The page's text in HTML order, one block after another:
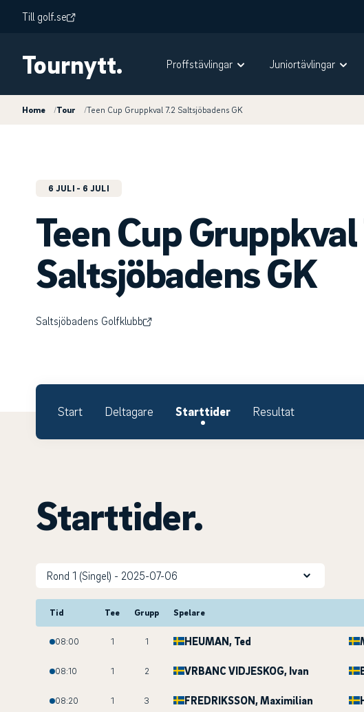
Till golf.se
Tournytt. Proffstävlingar Juniortävlingar
Home /Tour /Teen Cup Gruppkval 7.2 Saltsjöbadens GK
6 JULI - 6 JULI
Teen Cup Gruppkval
Saltsjöbadens GK
Saltsjöbadens Golfklubb
Start Deltagare Starttider Resultat
Starttider.
Tid Tee Grupp Spelare
08:00 1 1 HEUMAN, Ted
08:10 1 2 VRBANC VIDJESKOG, Ivan
08:20 1 3 FREDRIKSSON, Maximilian